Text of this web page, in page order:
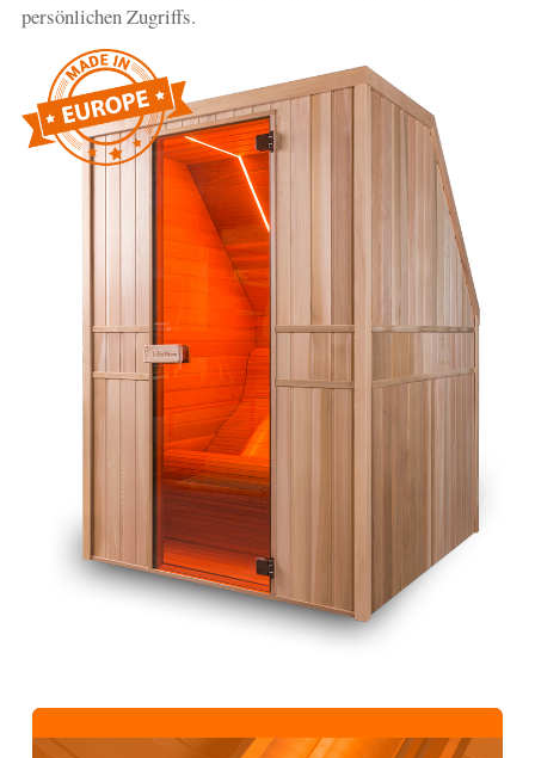
persönlichen Zugriffs.